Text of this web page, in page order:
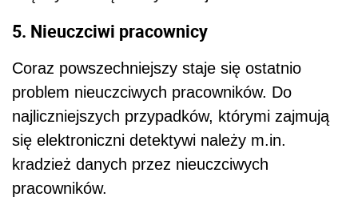
5. Nieuczciwi pracownicy
Coraz powszechniejszy staje się ostatnio
problem nieuczciwych pracowników. Do
najliczniejszych przypadków, którymi zajmują
się elektroniczni detektywi należy m.in.
kradzież danych przez nieuczciwych
pracowników.